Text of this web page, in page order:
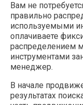
Вам не
правильно
используемыми
оплачиваете
распределением
инструментами
менеджер.
В начале
результатах